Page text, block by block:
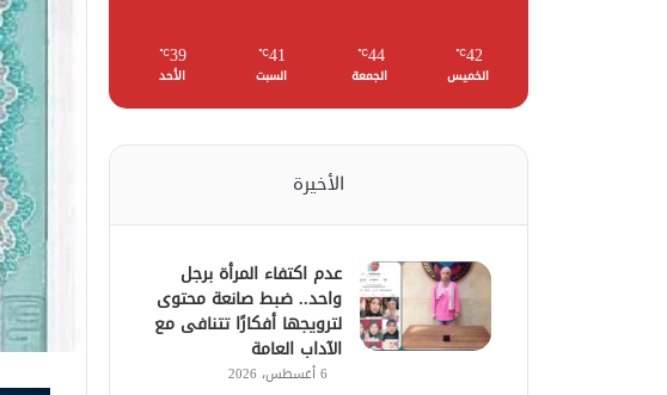
42
℃
الخميس
44
℃
الجمعة
41
℃
السبت
39
℃
الأحد
الأخيرة
عدم اكتفاء المرأة برجل
واحد.. ضبط صانعة محتوى
لترويجها أفكارًا تتنافى مع
الآداب العامة
6 أغسطس، 2026